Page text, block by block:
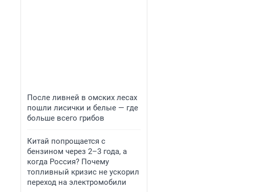
После ливней в омских лесах
пошли лисички и белые — где
больше всего грибов
Китай попрощается с
бензином через 2–3 года, а
когда Россия? Почему
топливный кризис не ускорил
переход на электромобили